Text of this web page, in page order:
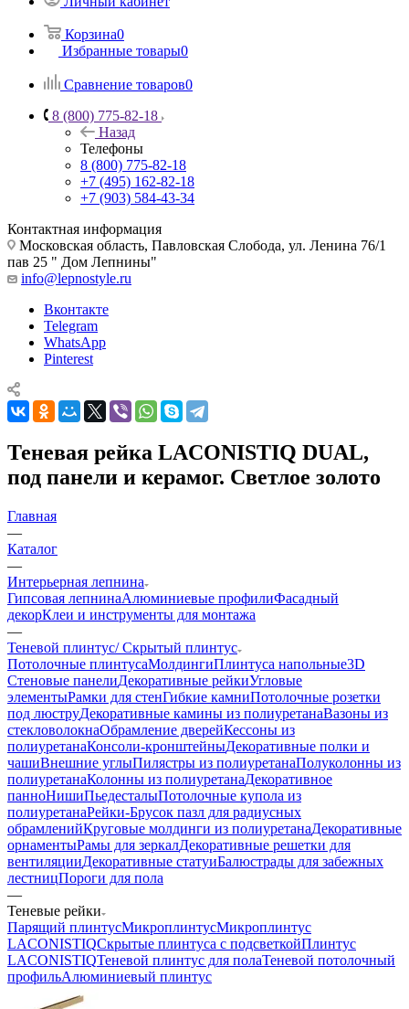
Корзина0
Избранные товары0
Сравнение товаров0
8 (800) 775-82-18
Назад
Телефоны
8 (800) 775-82-18
+7 (495) 162-82-18
+7 (903) 584-43-34
Контактная информация
Московская область, Павловская Слобода, ул. Ленина 76/1
пав 25 " Дом Лепнины"
info@lepnostyle.ru
Вконтакте
Telegram
WhatsApp
Pinterest
Теневая рейка LACONISTIQ DUAL,
под панели и керамог. Светлое золото
Главная
—
Каталог
—
Интерьерная лепнина
Гипсовая лепнинаАлюминиевые профилиФасадный
декорКлеи и инструменты для монтажа
—
Теневой плинтус/ Скрытый плинтус
Потолочные плинтусаМолдингиПлинтуса напольные3D
Стеновые панелиДекоративные рейкиУгловые
элементыРамки для стенГибкие камниПотолочные розетки
под люструДекоративные камины из полиуретанаВазоны из
стекловолокнаОбрамление дверейКессоны из
полиуретанаКонсоли-кронштейныДекоративные полки и
чашиВнешние углыПилястры из полиуретанаПолуколонны из
полиуретанаКолонны из полиуретанаДекоративное
панноНишиПьедесталыПотолочные купола из
полиуретанаРейки-Брусок пазл для радиусных
обрамленийКруговые молдинги из полиуретанаДекоративные
орнаментыРамы для зеркалДекоративные решетки для
вентиляцииДекоративные статуиБалюстрады для забежных
лестницПороги для пола
—
Теневые рейки
Парящий плинтусМикроплинтусМикроплинтус
LACONISTIQСкрытые плинтуса с подсветкойПлинтус
LACONISTIQТеневой плинтус для полаТеневой потолочный
профильАлюминиевый плинтус